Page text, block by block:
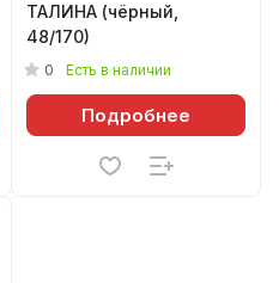
ТАЛИНА (чёрный,
48/170)
0 Есть в наличии
Подробнее